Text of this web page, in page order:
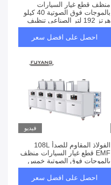
منظف ​​قطع غيار السيارات
بالموجات فوق الصوتية 40 كيلو
هرتز 192 لتر الصناعي تنظيف
المياه الباردة
احصل على افضل سعر
فيديو
الفولاذ المقاوم للصدأ 108L
EMF قطع غيار السيارات منظف
بالموجات فوق الصوتية خمس
خزانات 40 كيلو هرتز
احصل على افضل سعر